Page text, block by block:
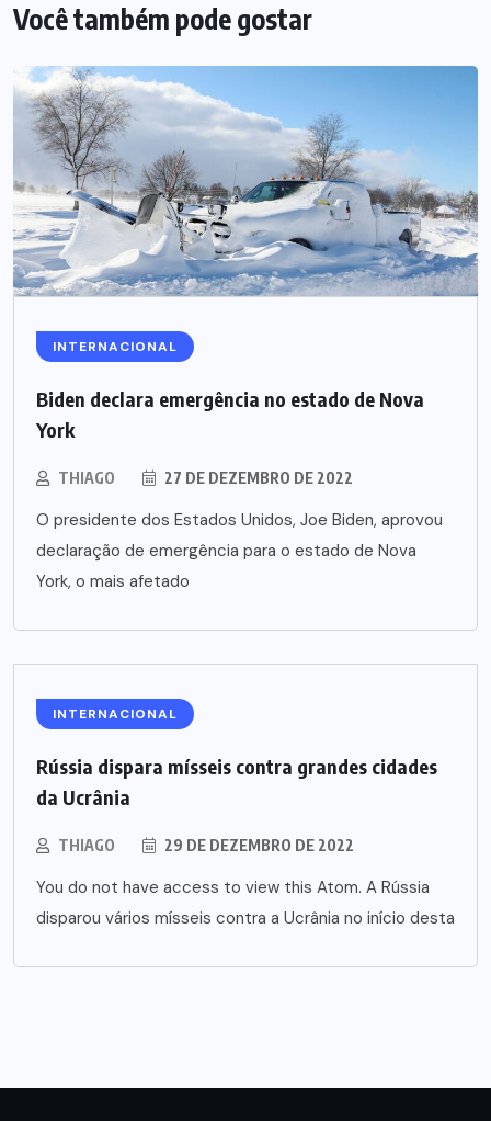
Você também pode gostar
INTERNACIONAL
Biden declara emergência no estado de Nova
York
THIAGO 27 DE DEZEMBRO DE 2022
O presidente dos Estados Unidos, Joe Biden, aprovou
declaração de emergência para o estado de Nova
York, o mais afetado
INTERNACIONAL
Rússia dispara mísseis contra grandes cidades
da Ucrânia
THIAGO 29 DE DEZEMBRO DE 2022
You do not have access to view this Atom. A Rússia
disparou vários mísseis contra a Ucrânia no início desta